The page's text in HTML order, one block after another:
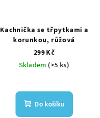
Kachnička se třpytkami a
korunkou, růžová
299 Kč
Skladem(>5 ks)
Do košíku